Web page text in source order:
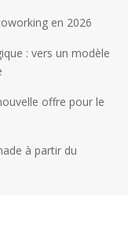
en 2026
: vers un modèle
offre pour le
à partir du